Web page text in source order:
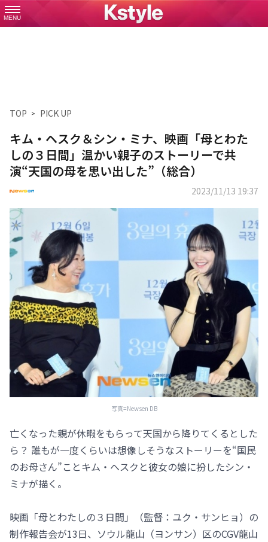
MENU
TOP PICK UP
キム・ヘスク＆シン・ミナ、映画「母とわた
しの３日間」温かい親子のストーリーで共
演“天国の母を思い出した”（総合）
2023/11/13 19:37
写真=Newsen DB
亡くなった親が休暇をもらって天国から降りてくるとした
ら？ 誰もが一度くらいは想像しそうなストーリーを“国民
のお母さん”ことキム・ヘスクと彼女の娘に扮したシン・
ミナが描く。
映画「母とわたしの３日間」（監督：ユク・サンヒョ）の
制作報告会が13日、ソウル龍山（ヨンサン）区のCGV龍山